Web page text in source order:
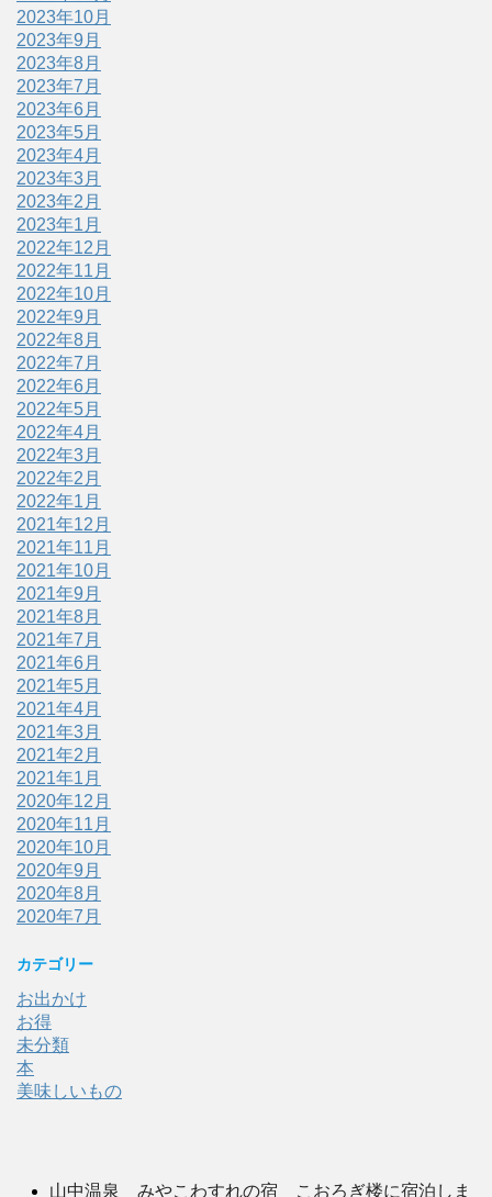
2023年10月
2023年9月
2023年8月
2023年7月
2023年6月
2023年5月
2023年4月
2023年3月
2023年2月
2023年1月
2022年12月
2022年11月
2022年10月
2022年9月
2022年8月
2022年7月
2022年6月
2022年5月
2022年4月
2022年3月
2022年2月
2022年1月
2021年12月
2021年11月
2021年10月
2021年9月
2021年8月
2021年7月
2021年6月
2021年5月
2021年4月
2021年3月
2021年2月
2021年1月
2020年12月
2020年11月
2020年10月
2020年9月
2020年8月
2020年7月
カテゴリー
お出かけ
お得
未分類
本
美味しいもの
山中温泉 みやこわすれの宿 こおろぎ楼に宿泊しま